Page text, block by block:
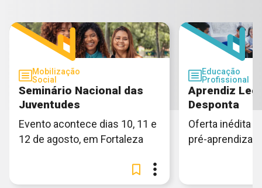
Mobilização
Social
Seminário Nacional das
Juventudes
Evento acontece dias 10, 11 e
12 de agosto, em Fortaleza
Educação
Profissional
Aprendiz
Desponta
Oferta inédita
pré-